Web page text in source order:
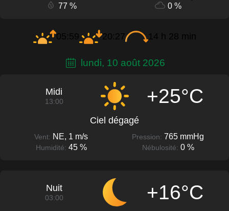
77 %
0 %
05:59 20:27 14 h 28 min
lundi, 10 août 2026
Midi
13:00 +25°C
Ciel dégagé
Vent: NE, 1 m/s Pression: 765 mmHg
Humidité: 45 % Nébulosité: 0 %
Nuit
03:00 +16°C